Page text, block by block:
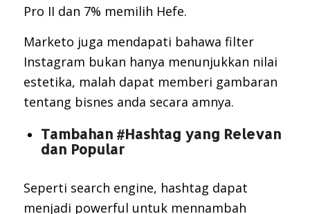
Pro II dan 7% memilih Hefe.
Marketo juga mendapati bahawa filter
Instagram bukan hanya menunjukkan nilai
estetika, malah dapat memberi gambaran
tentang bisnes anda secara amnya.
Tambahan #Hashtag yang Relevan
dan Popular
Seperti search engine, hashtag dapat
menjadi powerful untuk mennambah